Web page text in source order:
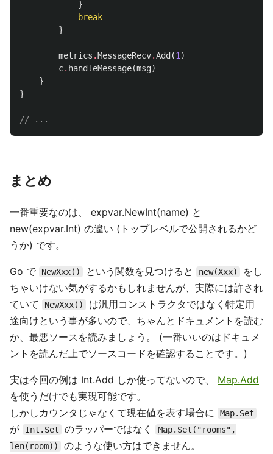
}
break
}
metrics .MessageRecv.Add (1 )
c. handleMessage(msg)
}
}
// ...
まとめ
一番重要なのは、 expvar.NewInt(name) と
new(expvar.Int) の違い (トップレベルで公開されるかど
うか) です。
Go で NewXxx() という関数を見つけると new(Xxx)
をし
ちゃいけない気がするかもしれませんが、実際には許され
ていて
NewXxx()
は汎用コンストラクタではなく特定用
途向けという事が多いので、ちゃんとドキュメントを読む
か、最悪ソースを読みましょう。 (一番いいのはドキュメ
ントを読んだ上でソースコードを確認することです。)
実は今回の例は Int.Add しか使ってないので、 Map.Add
を使うだけでも実現可能です。
しかしカウンタじゃなくて現在値を表す場合に
Map.Set
が Int.Set のラッパーではなく
Map.Set("rooms",
len(room))
のような使い方はできません。